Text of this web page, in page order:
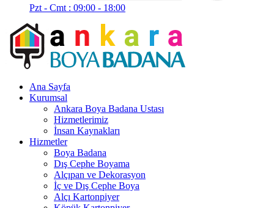
Pzt - Cmt : 09:00 - 18:00
Ana Sayfa
Kurumsal
Ankara Boya Badana Ustası
Hizmetlerimiz
İnsan Kaynakları
Hizmetler
Boya Badana
Dış Cephe Boyama
Alçıpan ve Dekorasyon
İç ve Dış Cephe Boya
Alçı Kartonpiyer